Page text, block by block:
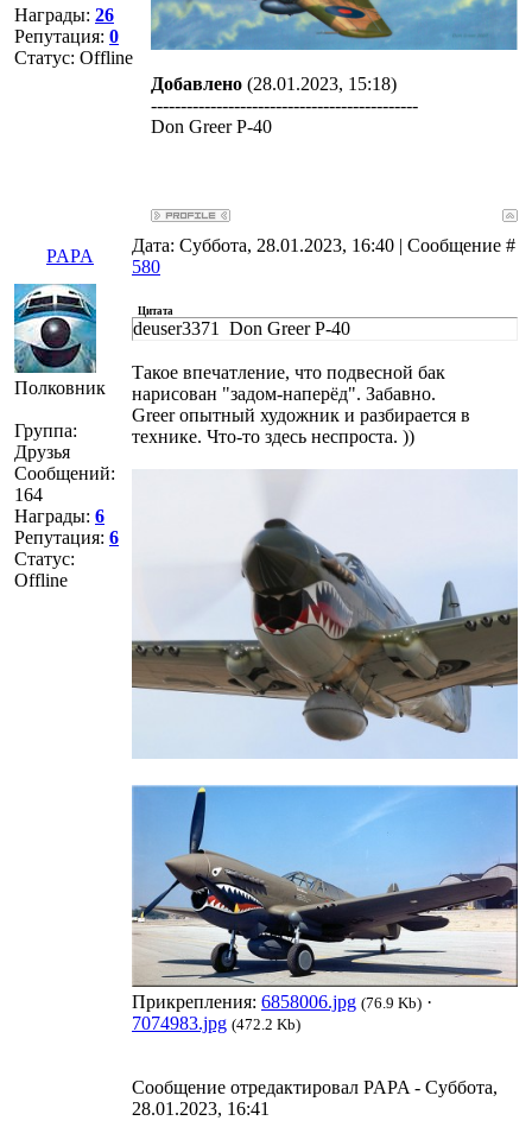
Награды: 26
Репутация: 0
Статус: Offline
Добавлено (28.01.2023, 15:18)
---------------------------------------------
Don Greer P-40
PAPA
Дата: Суббота, 28.01.2023, 16:40 | Сообщение #
580
Полковник
Группа:
Друзья
Сообщений:
164
Награды: 6
Репутация: 6
Статус:
Offline
Цитата
deuser3371 Don Greer P-40
Такое впечатление, что подвесной бак
нарисован "задом-наперёд". Забавно.
Greer опытный художник и разбирается в
технике. Что-то здесь неспроста. ))
Прикрепления: 6858006.jpg (76.9 Kb) ·
7074983.jpg (472.2 Kb)
Сообщение отредактировал PAPA - Суббота,
28.01.2023, 16:41